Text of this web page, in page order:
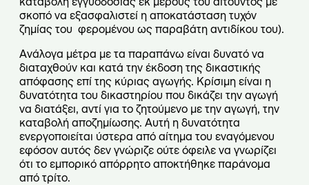
σκοπό να εξασφαλιστεί η αποκατάσταση τυχόν
ζημίας του φερομένου ως παραβάτη αντιδίκου του).
Ανάλογα μέτρα με τα παραπάνω είναι δυνατό να
διαταχθούν και κατά την έκδοση της δικαστικής
απόφασης επί της κύριας αγωγής. Κρίσιμη είναι η
δυνατότητα του δικαστηρίου που δικάζει την αγωγή
να διατάξει, αντί για το ζητούμενο με την αγωγή, την
καταβολή αποζημίωσης. Αυτή η δυνατότητα
ενεργοποιείται ύστερα από αίτημα του εναγόμενου
εφόσον αυτός δεν γνώριζε ούτε όφειλε να γνωρίζει
ότι το εμπορικό απόρρητο αποκτήθηκε παράνομα
από τρίτο.